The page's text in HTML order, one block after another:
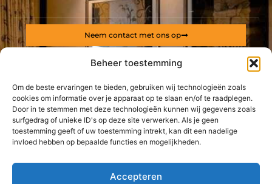
Beheer toestemming
Om de beste ervaringen te bieden, gebruiken wij technologieën zoals
cookies om informatie over je apparaat op te slaan en/of te raadplegen.
Door in te stemmen met deze technologieën kunnen wij gegevens zoals
surfgedrag of unieke ID's op deze site verwerken. Als je geen
toestemming geeft of uw toestemming intrekt, kan dit een nadelige
invloed hebben op bepaalde functies en mogelijkheden.
Accepteren
De best gelezen stukken op een rij
Vind de beste duikpakken bij de online duikshop
Diverse tuinbenodigdheden kopen bij dé specialist nabij
Heerlijk lunchen op een sfeervolle locatie in Breda centrum
Je auto verkopen hoeft tegenwoordig helemaal niet meer
Neem contact met ons op